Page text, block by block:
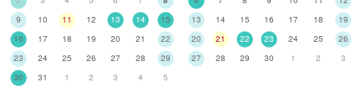
9
10 11 12 13 14
15
16
17 18 19 20 21
22
23
24 25 26 27 28
29
30
31 1 2 3 4 5
13
14 15 16 17 18
19
20
21 22 23 24 25
26
27
28 29 30 1 2 3